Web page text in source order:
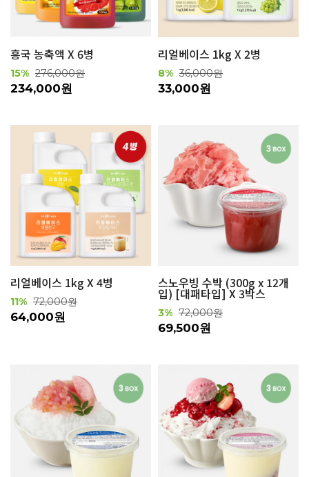
흥국 농축액 X 6병
15% 276,000원
234,000원
리얼베이스 1kg X 2병
8% 36,000원
33,000원
리얼베이스 1kg X 4병
11% 72,000원
64,000원
스노우빙 수박 (300g x 12개
입) [대패타입] X 3박스
3% 72,000원
69,500원